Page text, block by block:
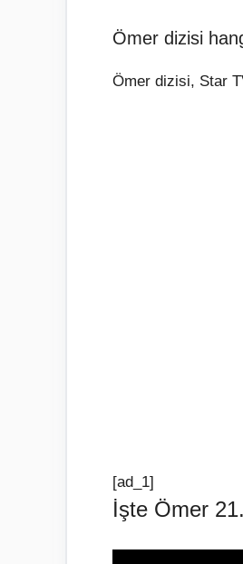
Ömer dizisi
Ömer dizisi, Star
[ad_1]
İşte Ömer